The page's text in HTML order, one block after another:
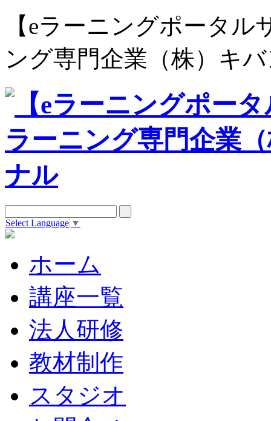
【eラーニングポータル
ング専門企業（株）キ
Select Language ▼
ホーム
講座一覧
法人研修
教材制作
スタジオ